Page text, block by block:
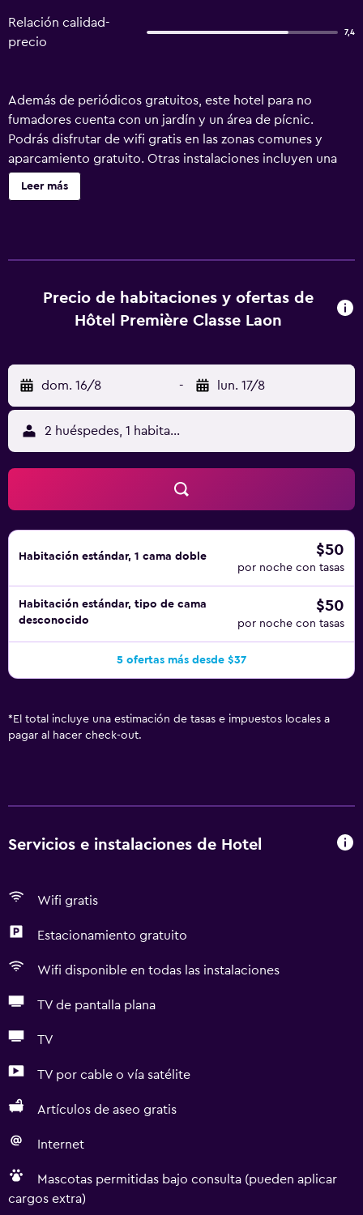
Relación calidad-
precio
7,4
Además de periódicos gratuitos, este hotel para no
fumadores cuenta con un jardín y un área de pícnic.
Podrás disfrutar de wifi gratis en las zonas comunes y
aparcamiento gratuito. Otras instalaciones incluyen una
máquina expendedora. Se ofrece servicio de cambio de
toallas a petición. Premiere Classe Laon ofrece 48
Internet wifi gratis. Es posible solicitar tabla de planchar
con plancha y cambio de toallas. Se ofrece servicio de
Leer más
Precio de habitaciones y ofertas de
Hôtel Première Classe Laon
dom. 16/8 - lun. 17/8
2 huéspedes, 1 habitación
Habitación estándar, 1 cama doble $50
por noche con tasas
Habitación estándar, tipo de cama
desconocido
$50
por noche con tasas
5 ofertas más desde $37
* El total incluye una estimación de tasas e impuestos locales a
pagar al hacer check-out.
Servicios e instalaciones de Hotel
Wifi gratis
Estacionamiento gratuito
Wifi disponible en todas las instalaciones
TV de pantalla plana
TV
TV por cable o vía satélite
Artículos de aseo gratis
Internet
Mascotas permitidas bajo consulta (pueden aplicar
cargos extra)